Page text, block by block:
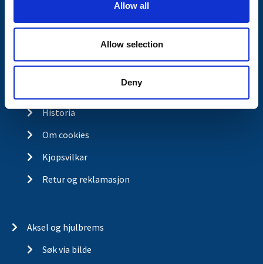
Allow all
Allow selection
Deny
Kontakt
Om Valeryd
Historia
Om cookies
Kjopsvilkar
Retur og reklamasjon
Aksel og hjulbrems
Søk via bilde